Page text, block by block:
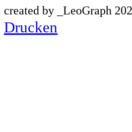
created by _LeoGraph
Drucken